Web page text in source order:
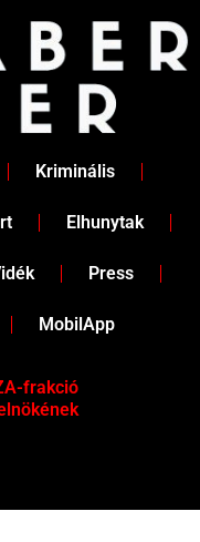
Kriminális
Elhunytak
Press
MobilApp
frakció